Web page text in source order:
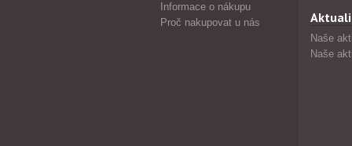
Informace o nákupu
Proč nakupovat u nás
Naše
Naše